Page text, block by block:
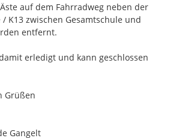
auf dem Fahrradweg neben der
K13 zwischen Gesamtschule und
entfernt.
erledigt und kann geschlossen
Grüßen
Gangelt